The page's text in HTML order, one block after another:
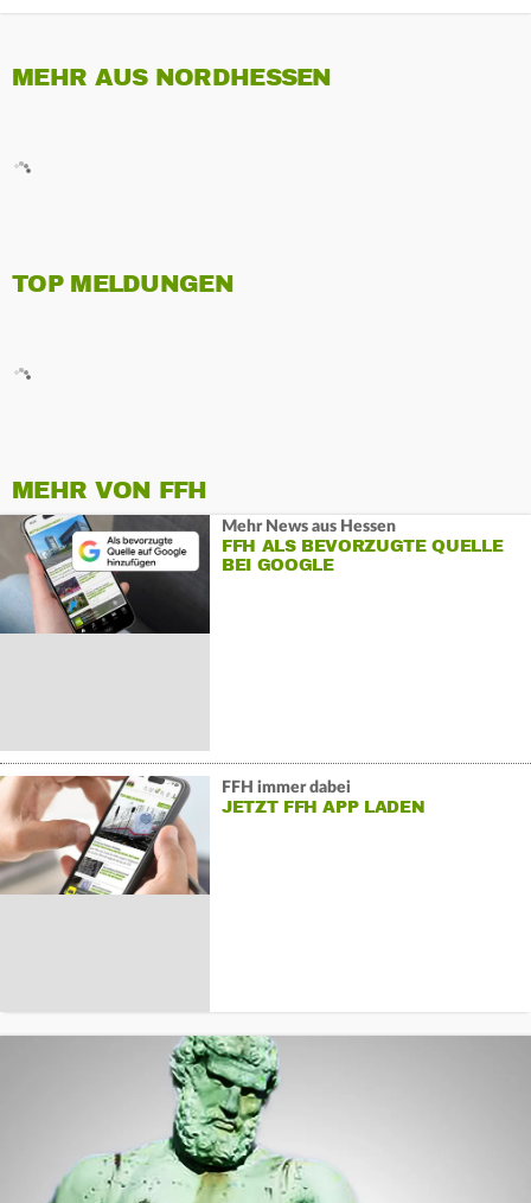
MEHR AUS NORDHESSEN
TOP MELDUNGEN
MEHR VON FFH
Mehr News aus Hessen
FFH ALS BEVORZUGTE QUELLE
BEI GOOGLE
FFH immer dabei
JETZT FFH APP LADEN